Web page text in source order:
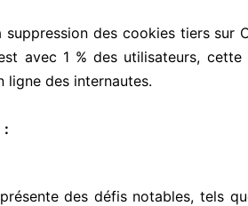
suppression des cookies tiers
avec 1 % des utilisateurs,
ligne des internautes.
:
des défis notables, tels